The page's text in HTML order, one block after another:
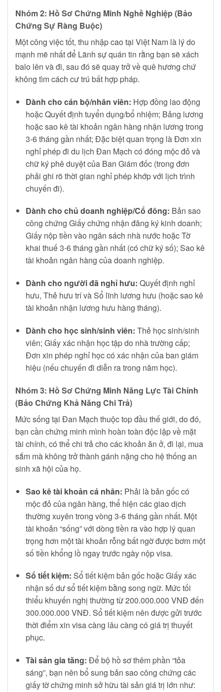
Nhóm 2: Hồ Sơ Chứng Minh Nghề Nghiệp (Bảo
Chứng Sự Ràng Buộc)
Một công việc tốt, thu nhập cao tại Việt Nam là lý do
mạnh mẽ nhất để Lãnh sự quán tin rằng bạn sẽ xách
balo lên và đi, sau đó sẽ quay trở về quê hương chứ
không tìm cách cư trú bất hợp pháp.
Dành cho cán bộ/nhân viên: Hợp đồng lao động
hoặc Quyết định tuyển dụng/bổ nhiệm; Bảng lương
hoặc sao kê tài khoản ngân hàng nhận lương trong
3-6 tháng gần nhất; Đặc biệt quan trọng là Đơn xin
nghỉ phép đi du lịch Đan Mạch có đóng mộc đỏ và
chữ ký phê duyệt của Ban Giám đốc (trong đơn
phải ghi rõ thời gian nghỉ phép khớp với lịch trình
chuyến đi).
Dành cho chủ doanh nghiệp/Cổ đông: Bản sao
công chứng Giấy chứng nhận đăng ký kinh doanh;
Giấy nộp tiền vào ngân sách nhà nước hoặc Tờ
khai thuế 3-6 tháng gần nhất (có chữ ký số); Sao kê
tài khoản ngân hàng của doanh nghiệp.
Dành cho người đã nghỉ hưu: Quyết định nghỉ
hưu, Thẻ hưu trí và Sổ lĩnh lương hưu (hoặc sao kê
tài khoản nhận lương hưu hàng tháng).
Dành cho học sinh/sinh viên: Thẻ học sinh/sinh
viên; Giấy xác nhận học tập do nhà trường cấp;
Đơn xin phép nghỉ học có xác nhận của ban giám
hiệu (nếu chuyến đi diễn ra trong năm học).
Nhóm 3: Hồ Sơ Chứng Minh Năng Lực Tài Chính
(Bảo Chứng Khả Năng Chi Trả)
Mức sống tại Đan Mạch thuộc top đầu thế giới, do đó,
bạn cần chứng minh mình hoàn toàn độc lập về mặt
tài chính, có thể chi trả cho các khoản ăn ở, đi lại, mua
sắm mà không trở thành gánh nặng cho hệ thống an
sinh xã hội của họ.
Sao kê tài khoản cá nhân: Phải là bản gốc có
mộc đỏ của ngân hàng, thể hiện các giao dịch
thường xuyên trong vòng 3-6 tháng gần nhất. Một
tài khoản “sống” với dòng tiền ra vào hợp lý quan
trọng hơn một tài khoản rỗng bất ngờ được bơm một
số tiền khổng lồ ngay trước ngày nộp visa.
Sổ tiết kiệm: Sổ tiết kiệm bản gốc hoặc Giấy xác
nhận số dư sổ tiết kiệm bằng song ngữ. Mức tối
thiểu khuyến nghị thường từ 200.000.000 VNĐ đến
300.000.000 VNĐ. Sổ tiết kiệm nên được gửi trước
thời điểm xin visa càng lâu càng có giá trị thuyết
phục.
Tài sản gia tăng: Để bộ hồ sơ thêm phần “tỏa
sáng”, bạn nên bổ sung bản sao công chứng các
giấy tờ chứng minh sở hữu tài sản giá trị lớn như: